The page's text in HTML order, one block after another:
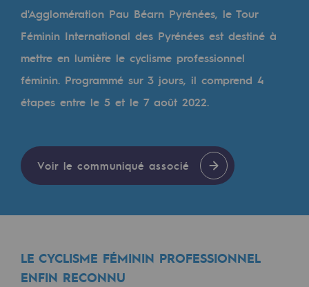
Où nous trouver
Les énergies d'avenir
Les énergies d'avenir
Gaz renouvelables et procédés durables
Gaz renouvelables et procédés
Captage de CO2
d'Agglomération Pau Béarn Pyrénées, le Tour
Féminin International des Pyrénées est destiné à
mettre en lumière le cyclisme professionnel
féminin. Programmé sur 3 jours, il comprend 4
étapes entre le 5 et le 7 août 2022.
Voir le communiqué associé
LE CYCLISME FÉMININ PROFESSIONNEL
ENFIN RECONNU